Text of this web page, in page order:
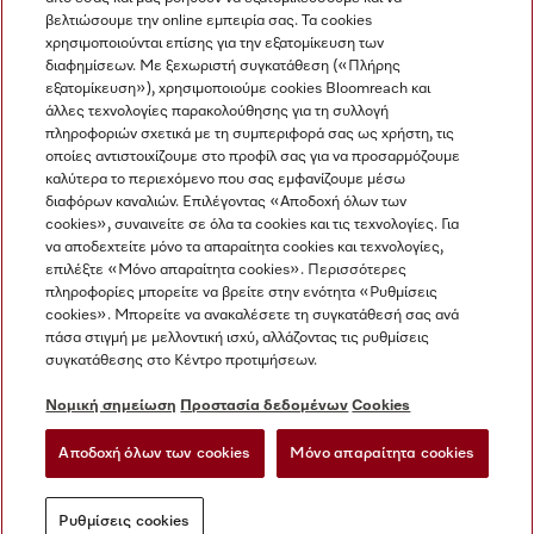
Η εταιρεία μας
Όροι και Προϋποθέσεις
Προστασία δεδομένων
Όροι Χρήσης
Δήλωση Προσβασιμότητας
Νόμος για τις ψηφιακές υπηρεσίες
Ρυθμίσεις cookies
Miele στο Instagram
Miele στο Facebook
Miele στο Youtube
βελτιώσουμε την online εμπειρία σας. Τα cookies
χρησιμοποιούνται επίσης για την εξατομίκευση των
διαφημίσεων. Με ξεχωριστή συγκατάθεση («Πλήρης
εξατομίκευση»), χρησιμοποιούμε cookies Bloomreach και
άλλες τεχνολογίες παρακολούθησης για τη συλλογή
πληροφοριών σχετικά με τη συμπεριφορά σας ως χρήστη, τις
οποίες αντιστοιχίζουμε στο προφίλ σας για να προσαρμόζουμε
καλύτερα το περιεχόμενο που σας εμφανίζουμε μέσω
διαφόρων καναλιών. Επιλέγοντας «Αποδοχή όλων των
cookies», συναινείτε σε όλα τα cookies και τις τεχνολογίες. Για
να αποδεχτείτε μόνο τα απαραίτητα cookies και τεχνολογίες,
επιλέξτε «Μόνο απαραίτητα cookies». Περισσότερες
πληροφορίες μπορείτε να βρείτε στην ενότητα «Ρυθμίσεις
cookies». Μπορείτε να ανακαλέσετε τη συγκατάθεσή σας ανά
πάσα στιγμή με μελλοντική ισχύ, αλλάζοντας τις ρυθμίσεις
συγκατάθεσης στο Κέντρο προτιμήσεων.
Νομική σημείωση Προστασία δεδομένων Cookies
Αποδοχή όλων των cookies Μόνο απαραίτητα cookies
Ρυθμίσεις cookies